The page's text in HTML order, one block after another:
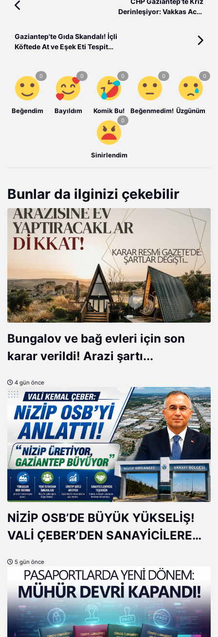
CHP Gaziantep’te Kriz
Derinleşiyor: Vakkas Acar
Gaziantep'te Gıda Skandalı! İçli
Köftede At ve Eşek Eti Tespit
Beğendim Bayıldım Komik Bu! Beğenmedim! Üzgünüm
Sinirlendim
Bunlar da ilginizi çekebilir
Bungalov ve bağ evleri için son
karar verildi! Arazi şartı...
4 gün önce
NİZİP OSB’DE BÜYÜK YÜKSELİŞ!
VALİ ÇEBER’DEN SANAYİCİLERE
5 gün önce